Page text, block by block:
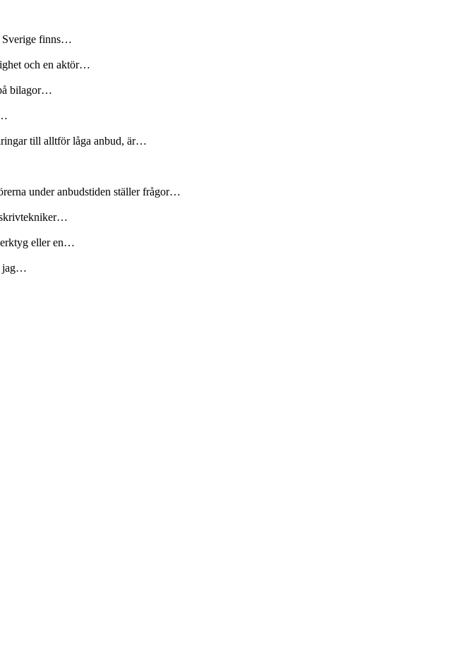
Sverige finns…
och en aktör…
bilagor…
till alltför låga anbud, är…
under anbudstiden ställer frågor…
skrivtekniker…
eller en…
jag…